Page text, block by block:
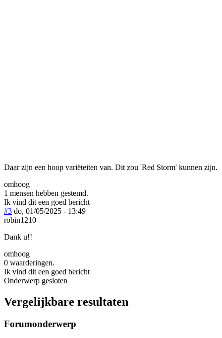
Daar zijn een hoop variëteiten van. Dit zou 'Red Storm' kunnen zijn.
omhoog
1 mensen hebben gestemd.
Ik vind dit een goed bericht
#3 do, 01/05/2025 - 13:49
robin1210
Dank u!!
omhoog
0 waarderingen.
Ik vind dit een goed bericht
Onderwerp gesloten
Vergelijkbare resultaten
Forumonderwerp